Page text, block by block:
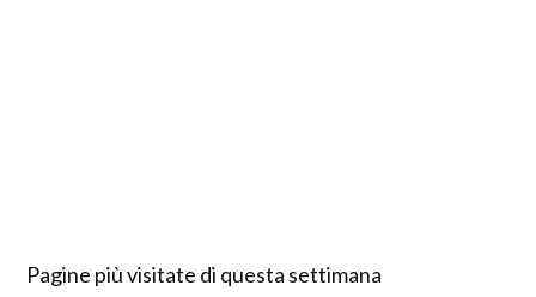
Pagine più visitate di questa settimana